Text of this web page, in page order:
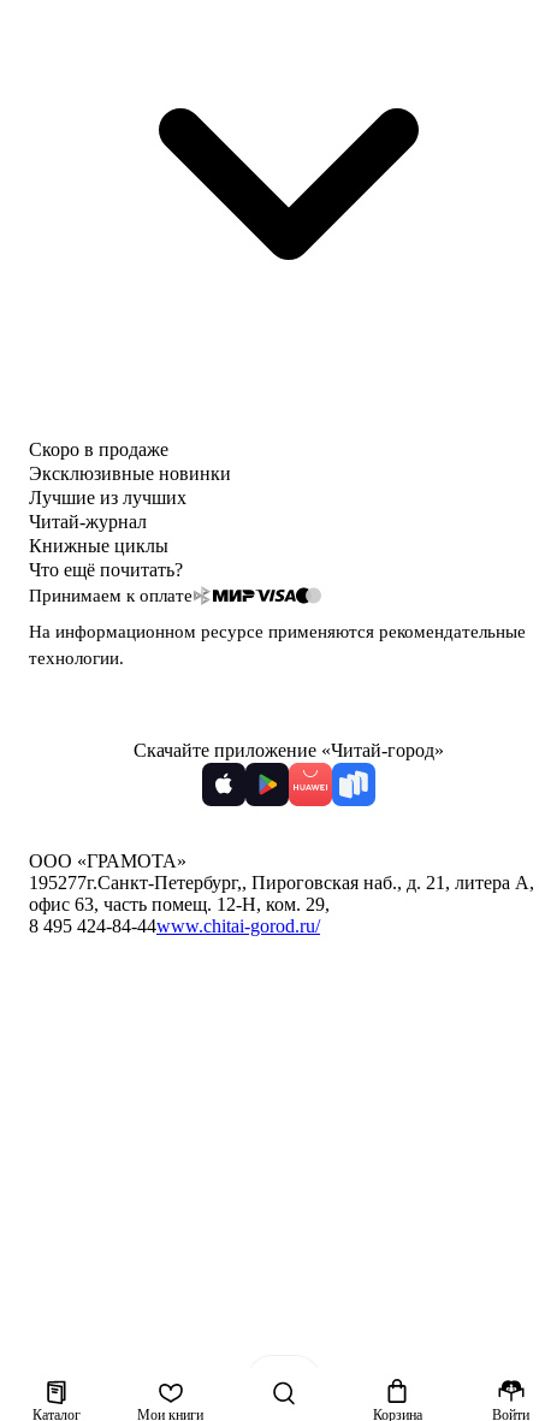
Каталог Мои книги Корзина Войти
Скоро в продаже
Эксклюзивные новинки
Лучшие из лучших
Читай-журнал
Книжные циклы
Что ещё почитать?
Принимаем к оплате
На информационном ресурсе применяются рекомендательные
технологии.
Скачайте приложение «Читай-город»
ООО «ГРАМОТА»
195277г.Санкт-Петербург,, Пироговская наб., д. 21, литера А,
офис 63, часть помещ. 12-Н, ком. 29,
8 495 424-84-44www.chitai-gorod.ru/